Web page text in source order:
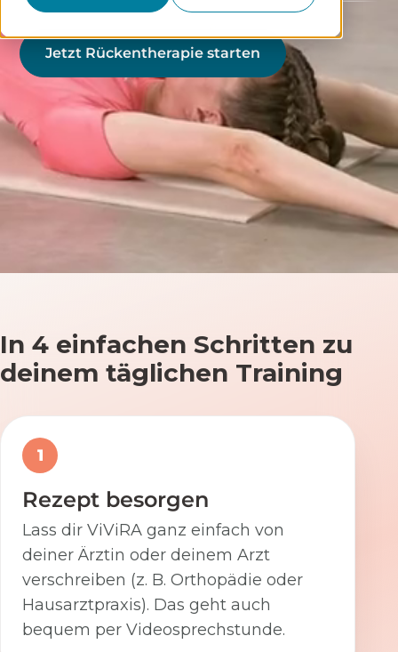
Jetzt Rückentherapie starten
In 4 einfachen Schritten zu
deinem täglichen Training
1
Rezept besorgen
Lass dir ViViRA ganz einfach von
deiner Ärztin oder deinem Arzt
verschreiben (z. B. Orthopädie oder
Hausarztpraxis). Das geht auch
bequem per Videosprechstunde.